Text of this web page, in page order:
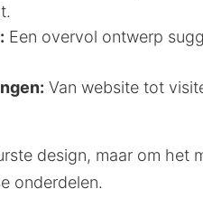
Een overvol ontwerp
Van website tot
design, maar om het
onderdelen.